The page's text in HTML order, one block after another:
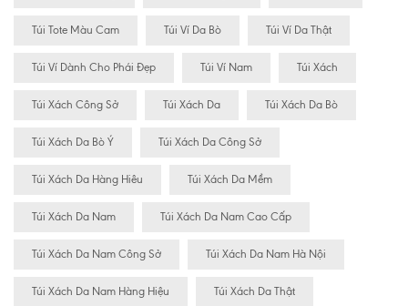
Túi Tote Màu Cam Túi Ví Da Bò Túi Ví Da Thật
Túi Ví Dành Cho Phái Đẹp Túi Ví Nam Túi Xách
Túi Xách Công Sở Túi Xách Da Túi Xách Da Bò
Túi Xách Da Bò Ý Túi Xách Da Công Sở
Túi Xách Da Hàng Hiêu Túi Xách Da Mềm
Túi Xách Da Nam Túi Xách Da Nam Cao Cấp
Túi Xách Da Nam Công Sở Túi Xách Da Nam Hà Nội
Túi Xách Da Nam Hàng Hiệu Túi Xách Da Thật